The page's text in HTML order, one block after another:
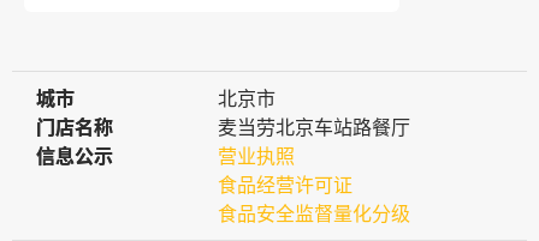
城市
城市
北京市
门店名称
门店名称
麦当劳北京车站路餐厅
信息公示
信息公示
营业执照
食品经营许可证
食品安全监督量化分级